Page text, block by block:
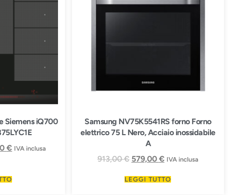
Siemens iQ700
€ IVA inclusa
Samsung NV75K5541RS forno Forno
elettrico 75 L Nero, Acciaio inossidabile
A
913,00€ 579,00 € IVA inclusa
LEGGI TUTTO